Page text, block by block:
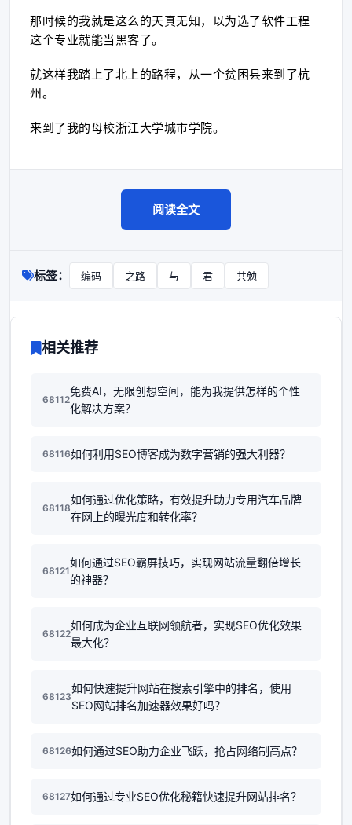
那时候的我就是这么的天真无知，以为选了软件工程
这个专业就能当黑客了。
就这样我踏上了北上的路程，从一个贫困县来到了杭
州。
来到了我的母校浙江大学城市学院。
阅读全文
标签： 编码 之路 与 君 共勉
相关推荐
68112
免费AI，无限创想空间，能为我提供怎样的个性
化解决方案？
68116如何利用SEO博客成为数字营销的强大利器？
68118
如何通过优化策略，有效提升助力专用汽车品牌
在网上的曝光度和转化率？
68121
如何通过SEO霸屏技巧，实现网站流量翻倍增长
的神器？
68122
如何成为企业互联网领航者，实现SEO优化效果
最大化？
68123
如何快速提升网站在搜索引擎中的排名，使用
SEO网站排名加速器效果好吗？
68126如何通过SEO助力企业飞跃，抢占网络制高点？
68127如何通过专业SEO优化秘籍快速提升网站排名？